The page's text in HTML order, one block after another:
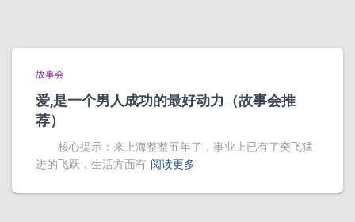
故事会
爱,是一个男人成功的最好动力（故事会推
荐）
核心提示：来上海整整五年了，事业上已有了突飞猛
进的飞跃，生活方面有 阅读更多